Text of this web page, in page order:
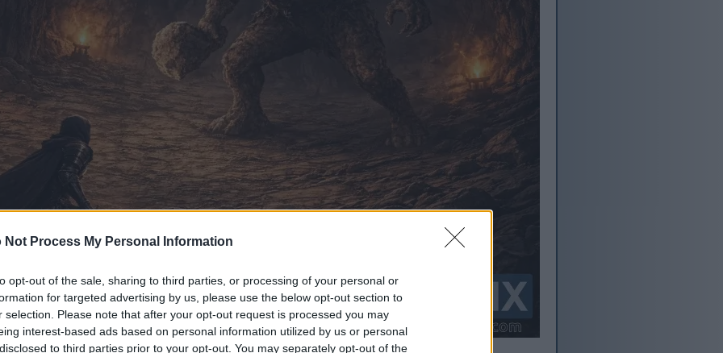
Not Process My Personal Information
opt-out of the sale, sharing to third parties, or processing of your personal or
for targeted advertising by us, please use the below opt-out section to
selection. Please note that after your opt-out request is processed you may
interest-based ads based on personal information utilized by us or personal
to third parties prior to your opt-out. You may separately opt-out of the